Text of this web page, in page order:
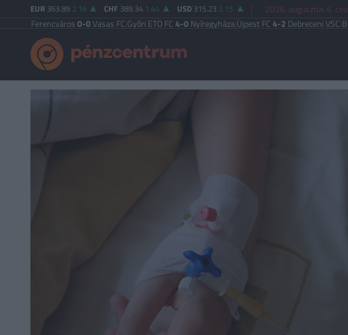
EUR 363.89 2.16 CHF 389.34 1.44 USD 315.23 2.15 2026. augusztus 6.
0-0Vasas FCGyőri ETO FC4-0Nyíregyháza|Újpest FC4-2Debreceni VSC|Budapest